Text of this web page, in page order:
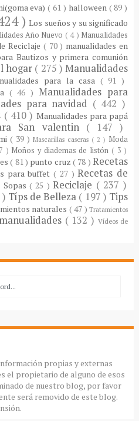
eva)( 61 ) halloween ( 89 )
)Los sueños y su significado
Año Nuevo ( 4 ) Manualidades
Reciclaje ( 70 ) manualidades en
Bautizos y primera comunión
hogar ( 275 )Manualidades
para la casa ( 91 )
( 46 )Manualidades para
para navidad ( 442 )
( 410 ) Manualidades para papá
San valentin ( 147 )
( 39 )Mascarillas caseras ( 2 ) Moda
) Moños y diademas de listón ( 3 )
( 81 ) punto cruz( 78 )Recetas
para buffet( 27 )Recetas de
Sopas( 25 )Reciclaje ( 237 )
) Típs de Belleza ( 197 ) Tips
naturales ( 47 )Tratamientos
( 132 ) Vídeos de
propias y externas
el propietario de alguno de esos
de nuestro blog, por favor
será removido de este blog.